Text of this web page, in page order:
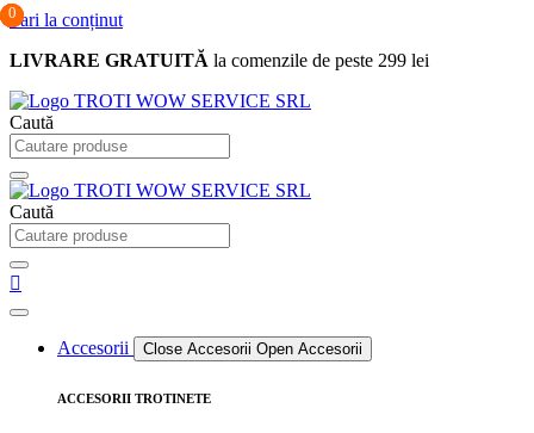
Sari la conținut
LIVRARE GRATUITĂ la comenzile de peste 299 lei
0
Caută
Caută
0
0
Accesorii Close Accesorii Open Accesorii
ACCESORII TROTINETE